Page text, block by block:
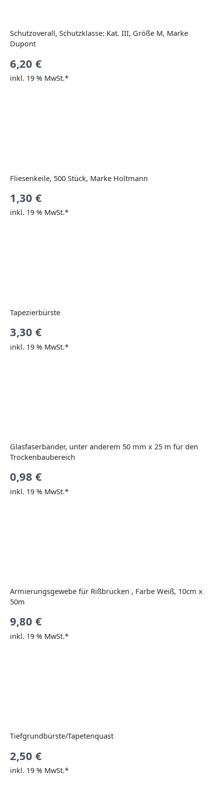
Schutzoverall, Schutzklasse: Kat. III, Größe M, Marke
Dupont
6,20 €
inkl. 19 % MwSt.*
Fliesenkeile, 500 Stück, Marke Holtmann
1,30 €
inkl. 19 % MwSt.*
Tapezierbürste
3,30 €
inkl. 19 % MwSt.*
Glasfaserbänder, unter anderem 50 mm x 25 m für den
Trockenbaubereich
0,98 €
inkl. 19 % MwSt.*
Armierungsgewebe für Rißbrücken , Farbe Weiß, 10cm x
50m
9,80 €
inkl. 19 % MwSt.*
Tiefgrundbürste/Tapetenquast
2,50 €
inkl. 19 % MwSt.*